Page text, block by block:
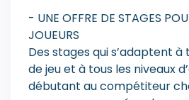
- UNE OFFRE DE STAGES
JOUEURS
Des stages qui s’adaptent à
de jeu et à tous les niveaux
débutant au compétiteur